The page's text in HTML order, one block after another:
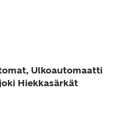
Ulkoautomaatti
Hiekkasärkät